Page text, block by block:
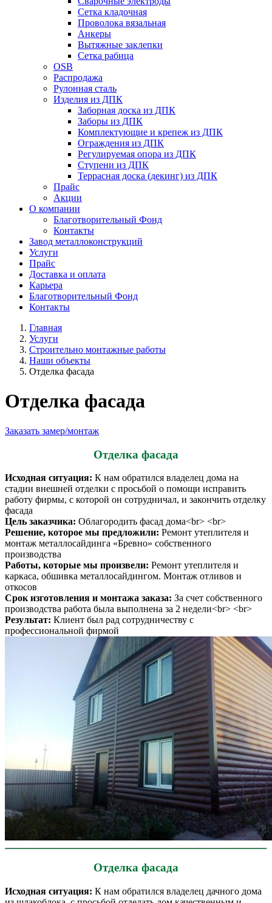
Сетка кладочная
Проволока вязальная
Анкеры
Вытяжные заклепки
Сетка рабица
OSB
Распродажа
Рулонная сталь
Изделия из ДПК
Заборная доска из ДПК
Заборы из ДПК
Комплектующие и крепеж из ДПК
Ограждения из ДПК
Регулируемая опора из ДПК
Ступени из ДПК
Террасная доска (декинг) из ДПК
Прайс
Акции
О компании
Благотворительный Фонд
Контакты
Завод металлоконструкций
Услуги
Прайс
Доставка и оплата
Карьера
Благотворительный Фонд
Контакты
Главная
Услуги
Строительно монтажные работы
Наши объекты
Отделка фасада
Отделка фасада
Заказать замер/монтаж
Отделка фасада
Исходная ситуация: К нам обратился владелец дома на
стадии внешней отделки с просьбой о помощи исправить
работу фирмы, с которой он сотрудничал, и закончить отделку
фасада
Цель заказчика: Облагородить фасад дома<br> <br>
Решение, которое мы предложили: Ремонт утеплителя и
монтаж металлосайдинга «Бревно» собственного
производства
Работы, которые мы произвели: Ремонт утеплителя и
каркаса, обшивка металлосайдингом. Монтаж отливов и
откосов
Срок изготовления и монтажа заказа: За счет собственного
производства работа была выполнена за 2 недели<br> <br>
Результат: Клиент был рад сотрудничеству с
профессиональной фирмой
Отделка фасада
Исходная ситуация: К нам обратился владелец дачного дома